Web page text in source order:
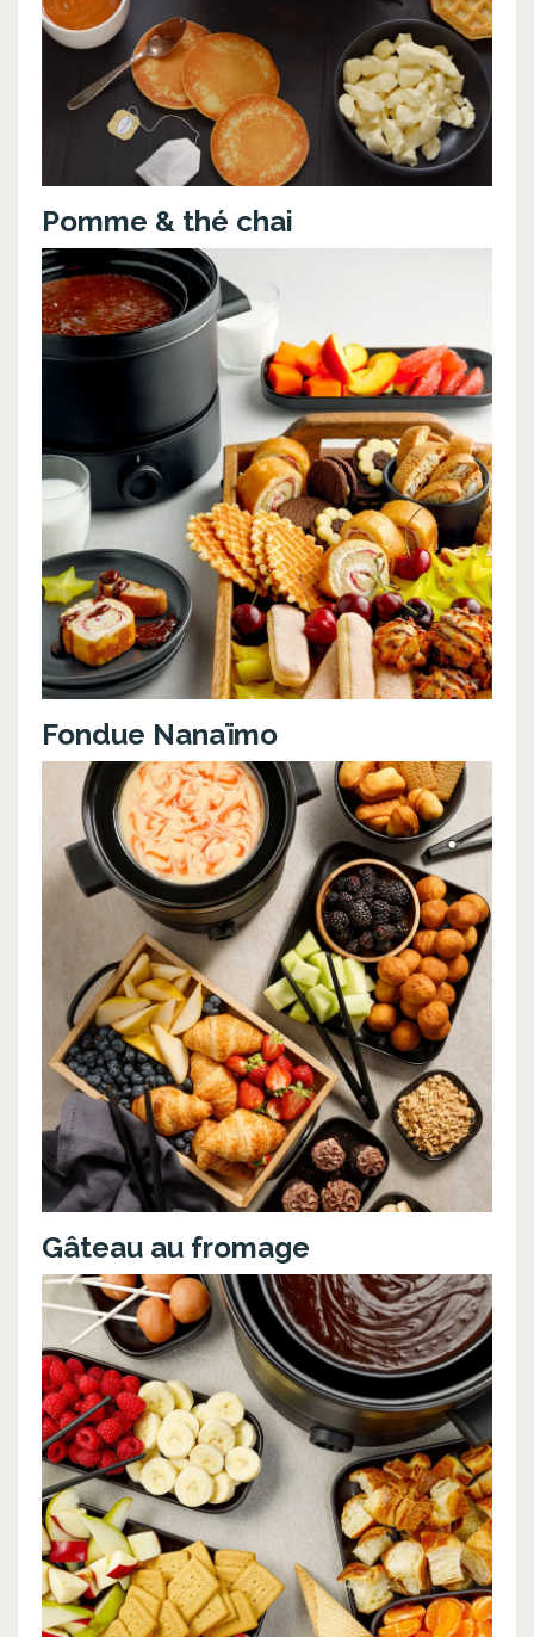
Pomme & thé chai
Fondue Nanaïmo
Gâteau au fromage